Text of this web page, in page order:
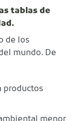
tablas de
de los
mundo. De
productos